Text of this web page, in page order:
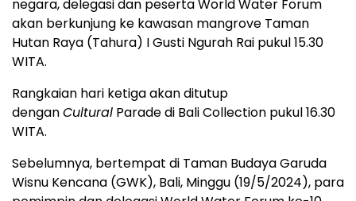
negara, delegasi dan peserta World Water Forum
akan berkunjung ke kawasan mangrove Taman
Hutan Raya (Tahura) I Gusti Ngurah Rai pukul 15.30
WITA.
Rangkaian hari ketiga akan ditutup
denganCultural Parade di Bali Collection pukul 16.30
WITA.
Sebelumnya, bertempat di Taman Budaya Garuda
Wisnu Kencana (GWK), Bali, Minggu (19/5/2024), para